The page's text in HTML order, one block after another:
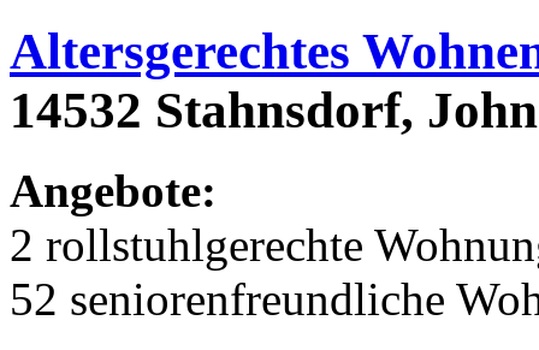
Altersgerechtes
14532 Stahnsdorf,
Angebote:
2 rollstuhlgerechte
52 seniorenfreundliche